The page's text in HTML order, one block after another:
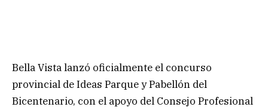
Bella Vista lanzó oficialmente el concurso
provincial de Ideas Parque y Pabellón del
Bicentenario, con el apoyo del Consejo Profesional